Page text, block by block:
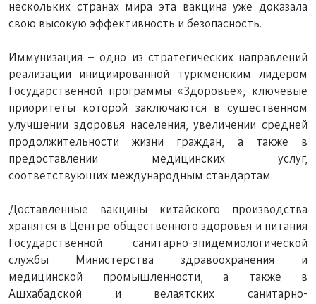
нескольких странах мира эта вакцина уже доказала
свою высокую эффективность и безопасность.
Иммунизация – одно из стратегических направлений
реализации инициированной туркменским лидером
Государственной программы «Здоровье», ключевые
приоритеты которой заключаются в существенном
улучшении здоровья населения, увеличении средней
продолжительности жизни граждан, а также в
предоставлении медицинских услуг,
соответствующих международным стандартам.
Доставленные вакцины китайского производства
хранятся в Центре общественного здоровья и питания
Государственной санитарно-эпидемиологической
службы Министерства здравоохранения и
медицинской промышленности, а также в
Ашхабадской и велаятских санитарно-